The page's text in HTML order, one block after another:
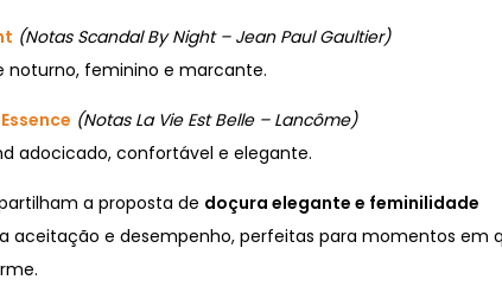
(Notas Scandal By Night – Jean Paul Gaultier)
noturno, feminino e marcante.
(Notas La Vie Est Belle – Lancôme)
adocicado, confortável e elegante.
a proposta de doçura elegante e feminilidade
aceitação e desempenho, perfeitas para momentos em